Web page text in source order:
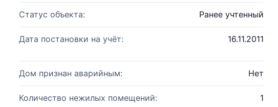
Статус объекта: Ранее учтенный
Дата постановки на учёт: 16.11.2011
Дом признан аварийным: Нет
Количество нежилых помещений: 1